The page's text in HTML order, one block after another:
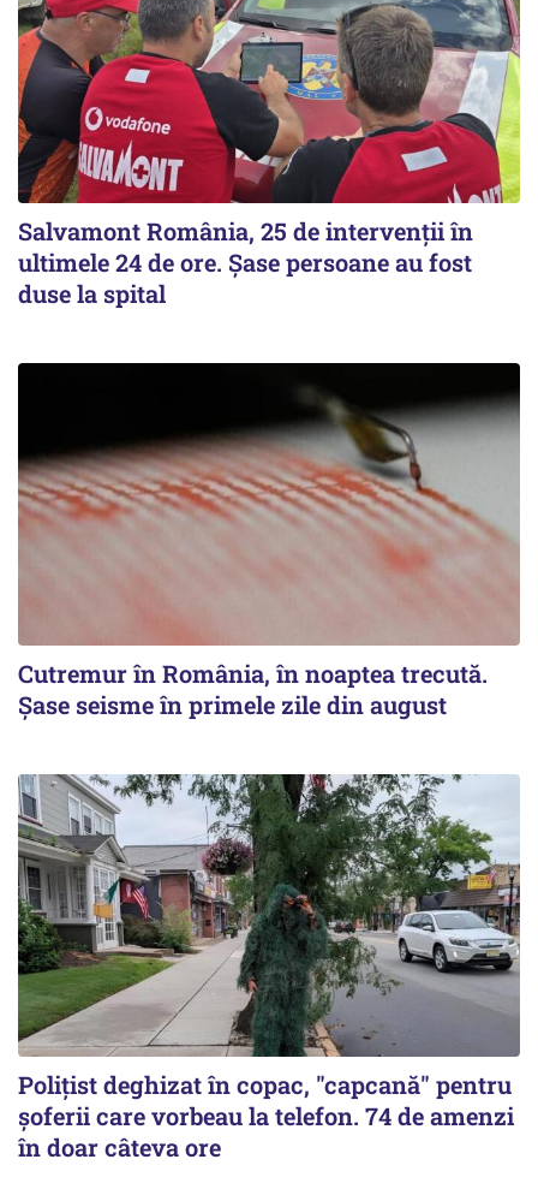
Salvamont România, 25 de intervenții în
ultimele 24 de ore. Șase persoane au fost
duse la spital
Cutremur în România, în noaptea trecută.
Șase seisme în primele zile din august
Polițist deghizat în copac, "capcană" pentru
șoferii care vorbeau la telefon. 74 de amenzi
în doar câteva ore